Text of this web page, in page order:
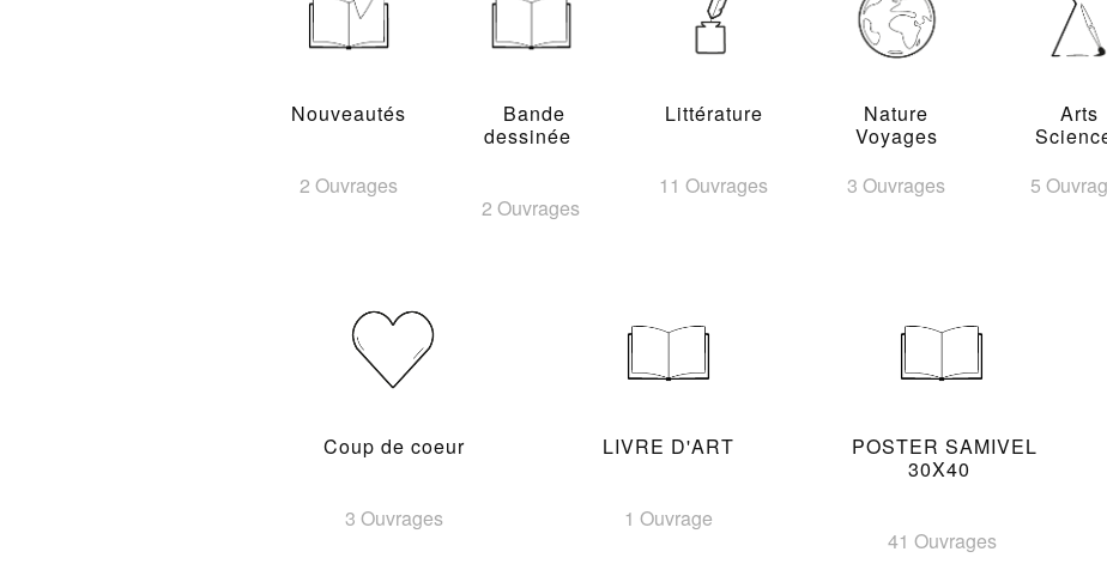
Nouveautés
2 Ouvrages
Bande
dessinée
2 Ouvrages
Littérature
11 Ouvrages
Nature
Voyages
3 Ouvrages
Arts
5
Coup de coeur
3 Ouvrages
LIVRE D'ART
1 Ouvrage
POSTER SAMIVEL
30X40
41 Ouvrages